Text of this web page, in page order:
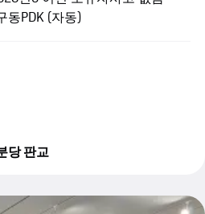
동PDK (자동)
당 판교